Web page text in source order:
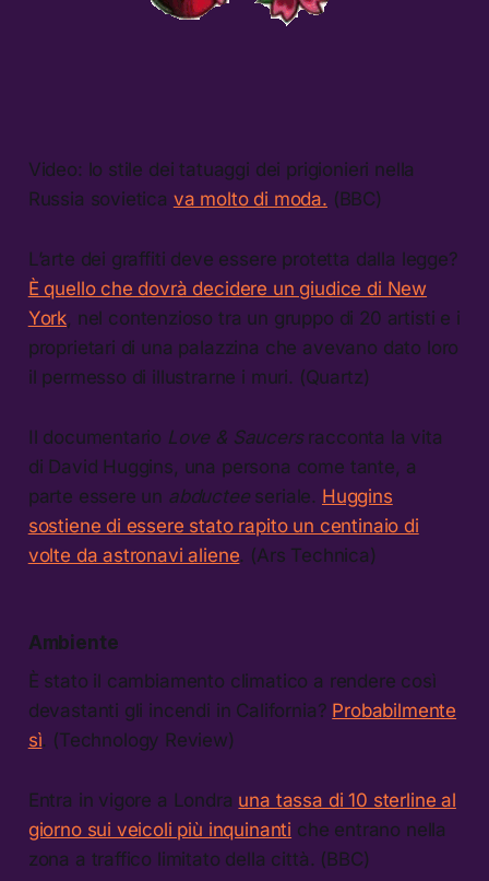
Video: lo stile dei tatuaggi dei prigionieri nella
Russia sovietica va molto di moda. (BBC)
L’arte dei graffiti deve essere protetta dalla legge?
È quello che dovrà decidere un giudice di New
York, nel contenzioso tra un gruppo di 20 artisti e i
proprietari di una palazzina che avevano dato loro
il permesso di illustrarne i muri. (Quartz)
Il documentario Love & Saucersracconta la vita
di David Huggins, una persona come tante, a
parte essere un abductee seriale. Huggins
sostiene di essere stato rapito un centinaio di
volte da astronavi aliene. (Ars Technica)
Ambiente
È stato il cambiamento climatico a rendere così
devastanti gli incendi in California? Probabilmente
sì. (Technology Review)
Entra in vigore a Londra una tassa di 10 sterline al
giorno sui veicoli più inquinanti che entrano nella
zona a traffico limitato della città. (BBC)